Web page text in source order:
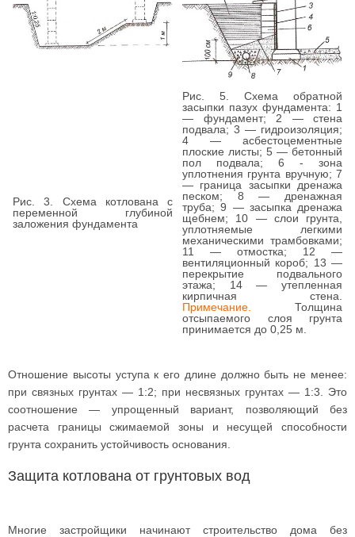
Рис. 3. Схема котлована с
переменной глубиной
заложения фундамента
Рис. 5. Схема обратной
засыпки пазух фундамента: 1
— фундамент; 2 — стена
подвала; 3 — гидроизоляция;
4 — асбестоцементные
плоские листы; 5 — бетонный
пол подвала; 6 - зона
уплотнения грунта вручную; 7
— граница засыпки дренажа
песком; 8 — дренажная
труба; 9 — засыпка дренажа
щебнем; 10 — слои грунта,
уплотняемые легкими
механическими трамбовками;
11 — отмостка; 12 —
вентиляционный короб; 13 —
перекрытие подвального
этажа; 14 — утепленная
кирпичная стена.
Примечание.
Толщина
отсыпаемого слоя грунта
принимается до 0,25 м.
Отношение высоты уступа к его длине должно быть не менее:
при связных грунтах — 1:2; при несвязных грунтах — 1:3. Это
соотношение — упрощенный вариант, позволяющий без
расчета границы сжимаемой зоны и несущей способности
грунта сохранить устойчивость основания.
Защита котлована от грунтовых вод
Многие застройщики начинают строительство дома без